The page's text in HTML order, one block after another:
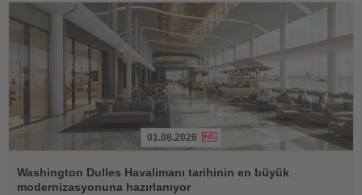
Oku
01.08.2026
Washington Dulles Havalimanı tarihinin en büyük
modernizasyonuna hazırlanıyor